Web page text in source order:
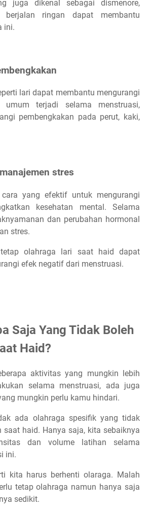
juga dikenal sebagai dismenore,
berjalan ringan dapat membantu
ini.
lari dapat membantu mengurangi
terjadi selama menstruasi,
pembengkakan pada perut, kaki,
stres
yang efektif untuk mengurangi
kesehatan mental. Selama
dan perubahan hormonal
stres.
olahraga lari saat haid dapat
efek negatif dari menstruasi.
Saja Yang Tidak Boleh
Haid?
aktivitas yang mungkin lebih
selama menstruasi, ada juga
mungkin perlu kamu hindari.
ada olahraga spesifik yang tidak
saat haid. Hanya saja, kita sebaiknya
dan volume latihan selama
ini.
kita harus berhenti olaraga. Malah
tetap olahraga namun hanya saja
sedikit.